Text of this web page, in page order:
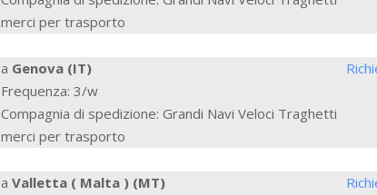
merci per trasporto
a Genova (IT)
Frequenza: 3/w
Compagnia di spedizione: Grandi Navi Veloci Traghetti
merci per trasporto
a Valletta ( Malta ) (MT)